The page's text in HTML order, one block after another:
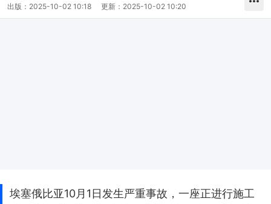
出版： 2025-10-02 10:18 更新： 2025-10-02 10:20
埃塞俄比亚10月1日发生严重事故，一座正进行施工